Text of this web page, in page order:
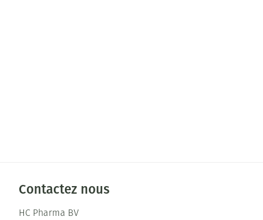
Contactez nous
HC Pharma BV